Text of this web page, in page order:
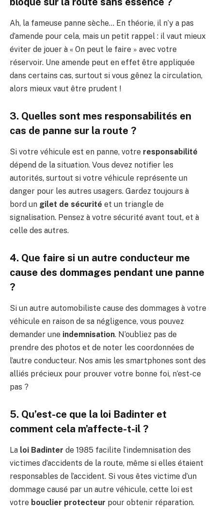
Ah, la fameuse panne sèche… En théorie, il n’y a pas
d’amende pour cela, mais un petit rappel : il vaut mieux
éviter de jouer à « On peut le faire » avec votre
réservoir. Une amende peut en effet être appliquée
dans certains cas, surtout si vous gênez la circulation,
alors mieux vaut être prudent !
3. Quelles sont mes responsabilités en
cas de panne sur la route ?
Si votre véhicule est en panne, votre responsabilité
dépend de la situation. Vous devez notifier les
autorités, surtout si votre véhicule représente un
danger pour les autres usagers. Gardez toujours à
bord un gilet de sécurité et un triangle de
signalisation. Pensez à votre sécurité avant tout, et à
celle des autres.
4. Que faire si un autre conducteur me
cause des dommages pendant une panne
?
Si un autre automobiliste cause des dommages à votre
véhicule en raison de sa négligence, vous pouvez
demander une indemnisation. N’oubliez pas de
prendre des photos et de noter les coordonnées de
l’autre conducteur. Nos amis les smartphones sont des
alliés précieux pour prouver votre bonne foi, n’est-ce
pas ?
5. Qu’est-ce que la loi Badinter et
comment cela m’affecte-t-il ?
La loi Badinter de 1985 facilite l’indemnisation des
victimes d’accidents de la route, même si elles étaient
responsables de l’accident. Si vous êtes victime d’un
dommage causé par un autre véhicule, cette loi est
votre bouclier protecteur pour obtenir réparation.